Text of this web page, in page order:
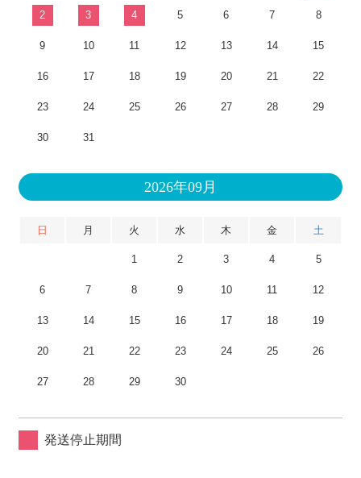
2 3 4 5 6 7 8
9 10 11 12 13 14 15
16 17 18 19 20 21 22
23 24 25 26 27 28 29
30 31
2026年09月
日 月 火 水 木 金 土
1 2 3 4 5
6 7 8 9 10 11 12
13 14 15 16 17 18 19
20 21 22 23 24 25 26
27 28 29 30
発送停止期間